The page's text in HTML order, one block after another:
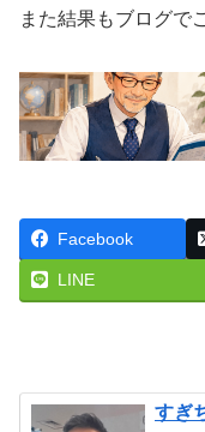
また結果もブログで
Facebook
LINE
すぎ